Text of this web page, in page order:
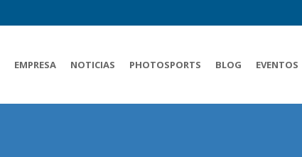
EMPRESA NOTICIAS PHOTOSPORTS BLOG EVENTOS